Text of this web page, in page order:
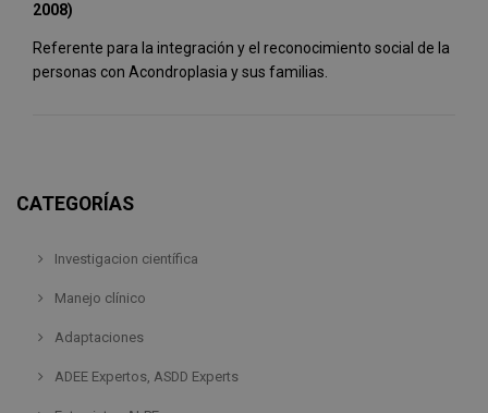
2008)
Referente para la integración y el reconocimiento social de la
personas con Acondroplasia y sus familias.
CATEGORÍAS
Investigacion científica
Manejo clínico
Adaptaciones
ADEE Expertos, ASDD Experts